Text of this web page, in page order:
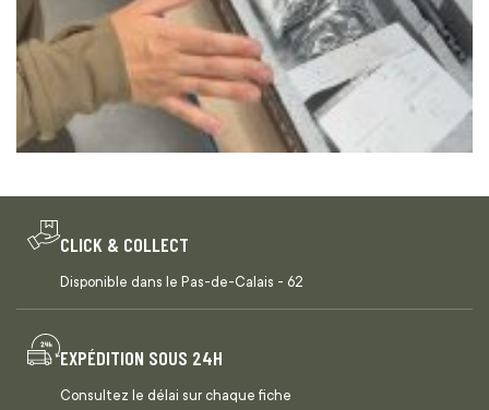
CLICK & COLLECT
Disponible dans le Pas-de-Calais - 62
EXPÉDITION SOUS 24H
Consultez le délai sur chaque fiche